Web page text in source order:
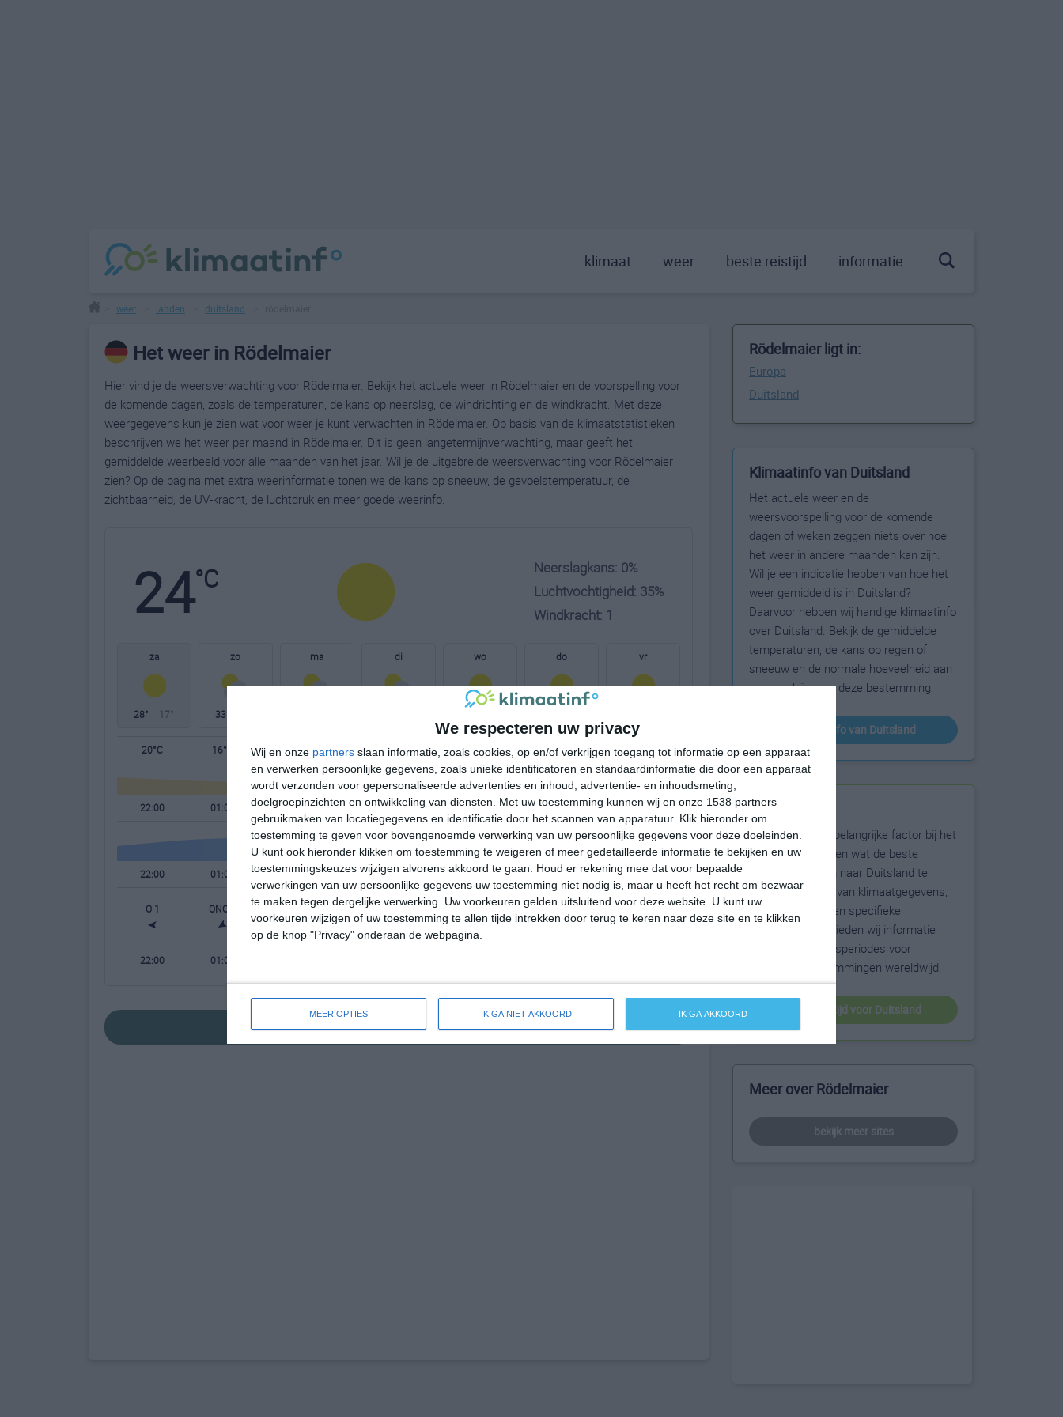
We respecteren uw privacy
Wij en onze partners slaan informatie, zoals cookies, op en/of verkrijgen toegang tot informatie op een apparaat
en verwerken persoonlijke gegevens, zoals unieke identificatoren en standaardinformatie die door een apparaat
wordt verzonden voor gepersonaliseerde advertenties en inhoud, advertentie- en inhoudsmeting,
doelgroepinzichten en ontwikkeling van diensten.
Met uw toestemming kunnen wij en onze 1538 partners
gebruikmaken van locatiegegevens en identificatie door het scannen van apparatuur. Klik hieronder om
toestemming te geven voor bovengenoemde verwerking van uw persoonlijke gegevens voor deze doeleinden.
U kunt ook hieronder klikken om toestemming te weigeren of meer gedetailleerde informatie te bekijken en uw
toestemmingskeuzes wijzigen alvorens akkoord te gaan.
Houd er rekening mee dat voor bepaalde
verwerkingen van uw persoonlijke gegevens uw toestemming niet nodig is, maar u heeft het recht om bezwaar
te maken tegen dergelijke verwerking. Uw voorkeuren gelden uitsluitend voor deze website. U kunt uw
voorkeuren wijzigen of uw toestemming te allen tijde intrekken door terug te keren naar deze site en te klikken
op de knop "Privacy" onderaan de webpagina.
MEER OPTIES IK GA NIET AKKOORD IK GA AKKOORD
klimaat weer beste reistijd informatie
weer landen duitsland
Het weer in Rödelmaier
Hier vind je de weersverwachting voor Rödelmaier. Bekijk het actuele weer in Rödelmaier en de voorspelling voor
de komende dagen, zoals de temperaturen, de kans op neerslag, de windrichting en de windkracht. Met deze
weergegevens kun je zien wat voor weer je kunt verwachten in Rödelmaier. Op basis van de klimaatstatistieken
beschrijven we het weer per maand in Rödelmaier. Dit is geen langetermijnverwachting, maar geeft het
gemiddelde weerbeeld voor alle maanden van het jaar. Wil je de uitgebreide weersverwachting voor Rödelmaier
zien? Op de pagina met extra weerinformatie tonen we de kans op sneeuw, de gevoelstemperatuur, de
zichtbaarheid, de UV-kracht, de luchtdruk en meer goede weerinfo.
24°C
Neerslagkans: 0%
Luchtvochtigheid: 35%
Windkracht: 1
za
28° 17°
zo
33°
ma di wo do vr
20°C 16°C 14°C 14°C 24°C 31°C 33°C 30°C
22:00 01:00 04:00 07:00 10:00 13:00 16:00 19:00
22:00 01:00 04:00 07:00 10:00 13:00 16:00 19:00
O 1 ONO 1 NO 1 ONO 1 OZO 2 Z 2 ZW 2 WNW 2
22:00 01:00
bekijk de uitgebreide weersverwachting voor Rödelmaier
Rödelmaier ligt in:
Europa
Duitsland
Klimaatinfo van Duitsland
Het actuele weer en de
weersvoorspelling voor de komende
dagen of weken zeggen niets over hoe
het weer in andere maanden kan zijn.
Wil je een indicatie hebben van hoe het
weer gemiddeld is in Duitsland?
Daarvoor hebben wij handige klimaatinfo
over Duitsland. Bekijk de gemiddelde
temperaturen, de kans op regen of
sneeuw en de normale hoeveelheid aan
zonneschijn voor deze bestemming.
klimaatinfo van Duitsland
Beste reistijd
Het weer is een belangrijke factor bij het
reizen. Wil je weten wat de beste
maanden zijn om naar Duitsland te
reizen? Op basis van klimaatgegevens,
weersextremen en specifieke
weerinformatie bieden wij informatie
over de beste reisperiodes voor
duizenden bestemmingen wereldwijd.
beste reistijd voor Duitsland
Meer over Rödelmaier
bekijk meer sites